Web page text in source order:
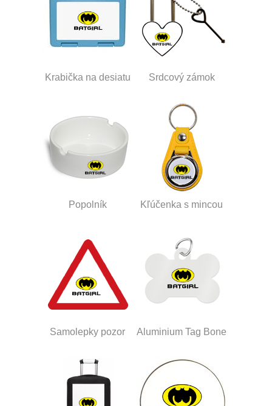
Krabička na desiatu Srdcový zámok
Popolník Kľúčenka s mincou
Samolepky pozor Aluminium Tag Bone